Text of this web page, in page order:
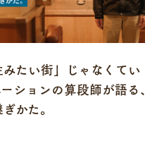
みたい街」じゃなくてい
ションの算段師が語る、
かた。